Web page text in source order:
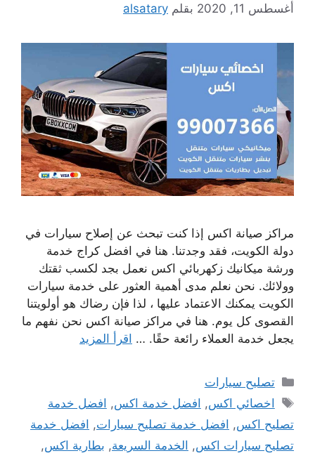
أغسطس 11, 2020 بقلم alsatary
مراكز صيانة اكس إذا كنت تبحث عن إصلاح سيارات في
دولة الكويت، فقد وجدتنا. هنا في افضل كراج خدمة
ورشة ميكانيك زكهربائي اكس نعمل بجد لكسب ثقتك
وولائك. نحن نعلم مدى أهمية العثور على خدمة سيارات
الكويت يمكنك الاعتماد عليها ، لذا فإن رضاك ​​هو أولويتنا
القصوى كل يوم. هنا في مراكز صيانة اكس نحن نفهم ما
يجعل خدمة العملاء رائعة حقًا. … اقرأ المزيد
التصنيفات
تصليح سيارات
الوسوم
اخصائي اكس, افضل خدمة اكس, افضل خدمة
تصليح اكس, افضل خدمة تصليح سيارات, افضل خدمة
تصليح سيارات اكس, الخدمة السريعة, بطارية اكس,